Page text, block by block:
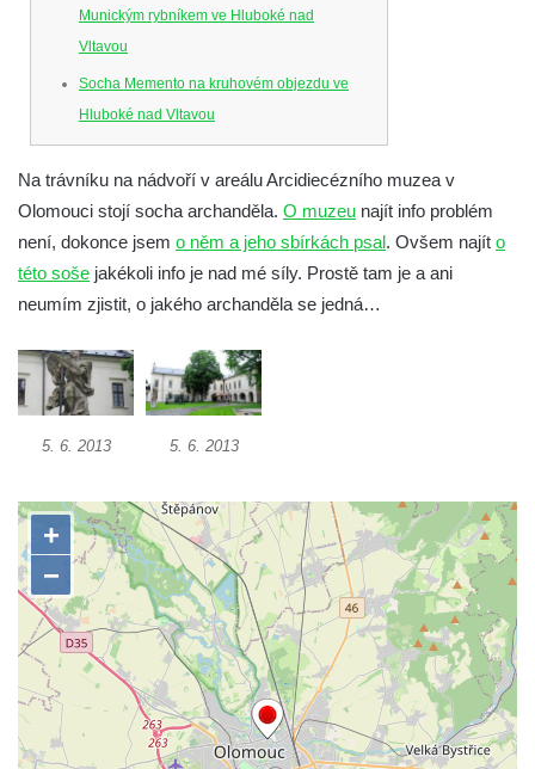
Munickým rybníkem ve Hluboké nad
Vltavou
Socha Memento na kruhovém objezdu ve
Hluboké nad Vltavou
Socha Smilodon v ZOO Hluboká
Socha Veledaněk v ZOO Hluboká
Socha Koroun bezzubý v ZOO Hluboká
Socha Plejtvák obrovský v ZOO Hluboká
Socha Mamutí lebka v ZOO Hluboká
Socha Mamut srstnatý v ZOO Hluboká
Socha Orel v ZOO Hluboká
Socha Přátelství v ZOO Hluboká
Socha Matka příroda v ZOO Hluboká
Socha Lišky v ZOO Hluboká
Socha Kudlanka v ZOO Hluboká
Socha Vlčice s mládětem v ZOO Hluboká
Socha Rys číhající na srnu v ZOO Hluboká
Socha Orlice v ZOO Hluboká
Na trávníku na nádvoří v areálu Arcidiecézního muzea v
Olomouci stojí socha archanděla. O muzeu najít info problém
není, dokonce jsem o něm a jeho sbírkách psal. Ovšem najít o
této soše jakékoli info je nad mé síly. Prostě tam je a ani
neumím zjistit, o jakého archanděla se jedná…
5. 6. 2013 5. 6. 2013